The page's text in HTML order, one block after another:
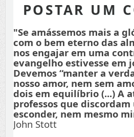
POSTAR UM
"Se amássemos mais a
com o bem eterno das
nos engajar em uma
evangelho estivesse em
Devemos “manter a
nosso amor, nem sem
dois em equilíbrio (...) A
professos que
esconder, nem mesmo
John Stott